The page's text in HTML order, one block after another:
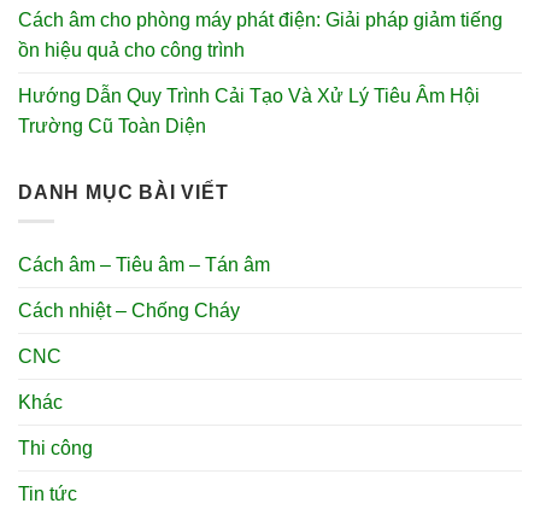
Cách âm cho phòng máy phát điện: Giải pháp giảm tiếng
ồn hiệu quả cho công trình
Hướng Dẫn Quy Trình Cải Tạo Và Xử Lý Tiêu Âm Hội
Trường Cũ Toàn Diện
DANH MỤC BÀI VIẾT
Cách âm – Tiêu âm – Tán âm
Cách nhiệt – Chống Cháy
CNC
Khác
Thi công
Tin tức